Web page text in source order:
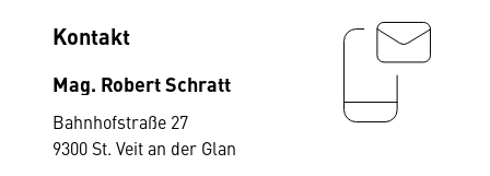
Kontakt
Mag. Robert Schratt
Bahnhofstraße 27
9300 St. Veit an der Glan